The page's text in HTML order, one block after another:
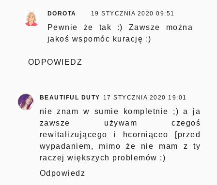
DOROTA 19 STYCZNIA 2020 09:51
Pewnie że tak :) Zawsze można
jakoś wspomóc kurację :)
ODPOWIEDZ
BEAUTIFUL DUTY 17 STYCZNIA 2020 19:01
nie znam w sumie kompletnie ;) a ja
zawsze używam czegoś
rewitalizującego i hcorniąceo [przed
wypadaniem, mimo że nie mam z ty
raczej większych problemów ;)
Odpowiedz